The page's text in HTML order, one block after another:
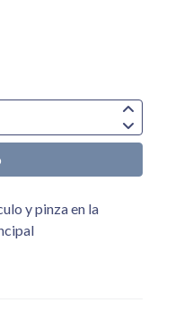
y pinza en la